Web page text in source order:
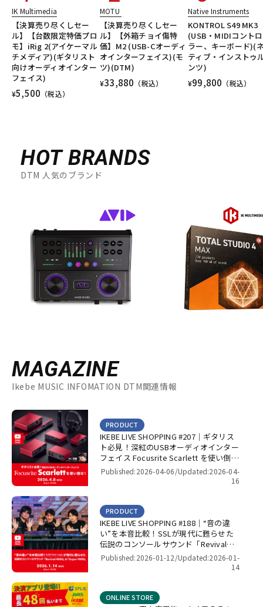
IK Multimedia
【決算売り尽くしセー
ル】【台数限定特価プロ
モ】iRig 2(アイケーマル
チメディア)(ギタリスト
向けオーディオインター
フェイス)
¥5,500 （税込）
MOTU
【決算売り尽くしセー
ル】【外箱チョイ傷特
価】M2 (USB-Cオーディ
オインターフェイス)(モ
ツ)(DTM)
¥33,880 （税込）
Native Instruments
KONTROL S49 MK3
(USB・MIDIコント
ラー、キーボード)(
ティブ・インストゥ
ンツ)
¥99,800 （税込）
HOT BRANDS
DTM 人気のブランド
MAGAZINE
Ikebe MUSIC INFOMATION DTM関連情報
IKEBE LIVE SHOPPING #207｜ギタリス
ト必見！深紅のUSBオーディオインター
フェイス Focusrite Scarlett を使い倒
せ！【presented by パワーレック】
PRODUCT
Published:2026-04-06/Updated:2026-04-
16
IKEBE LIVE SHOPPING #188｜“音の違
い”を本音比較！SSLが現代に甦らせた
伝説のコンソールサウンド「Revival
4000」＆「Super 9000」【presented
PRODUCT
Published:2026-01-12/Updated:2026-01-
14
ONLINE STORE